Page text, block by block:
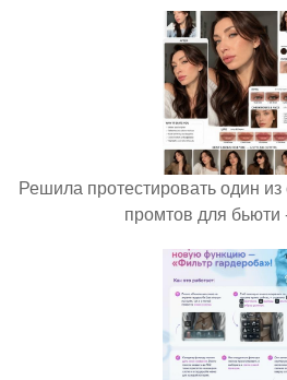
Решила протестировать один
промтов для бьюти